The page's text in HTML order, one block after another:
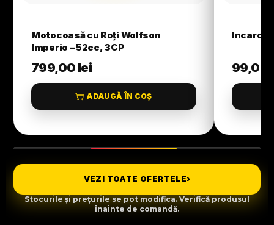
Motocoasă cu Roți Wolfson
Imperio – 52cc, 3CP
799,00 lei
ADAUGĂ ÎN COȘ
99,00
VEZI TOATE OFERTELE›
Stocurile și prețurile se pot modifica. Verifică produsul
înainte de comandă.